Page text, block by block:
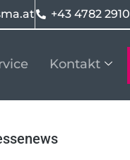
+43 4782 2910
Kontakt